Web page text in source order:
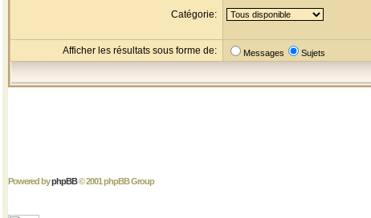
Catégorie:
Afficher les résultats sous forme de: Messages Sujets
Powered byphpBB© 2001 phpBB Group